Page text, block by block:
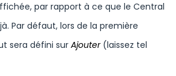
par rapport à ce que le Central
Par défaut, lors de la première
sera défini sur Ajouter(laissez tel